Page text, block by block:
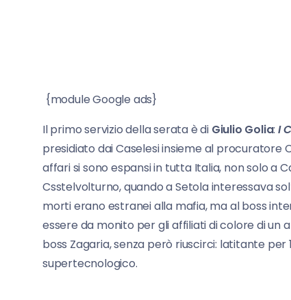
{module Google ads}
Il primo servizio della serata è di Giulio Golia: I
presidiato dai Caselesi insieme al
affari si sono espansi in tutta Italia, non solo a
Csstelvolturno, quando a Setola interessava
morti erano estranei alla mafia, ma al boss
essere da monito per gli affiliati di colore di
boss Zagaria, senza però riuscirci: latitante per
supertecnologico.